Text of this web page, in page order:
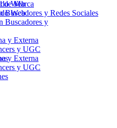
de Marca
Web
Buscadores y
y Externa
y UGC
Web
Buscadores y Redes Sociales
y Externa
y UGC